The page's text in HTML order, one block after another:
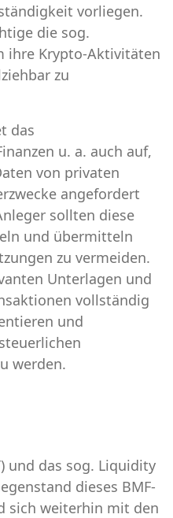
vorliegen.
die sog.
Krypto-Aktivitäten
zu
das
u. a. auch auf,
von privaten
angefordert
sollten diese
und übermitteln
zu vermeiden.
Unterlagen und
vollständig
und
werden.
und das sog. Liquidity
dieses BMF-
sich weiterhin mit den